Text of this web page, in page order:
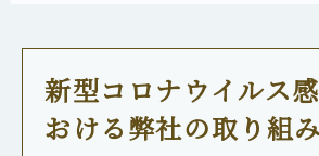
新型コロナウイルス
おける弊社の取り組み